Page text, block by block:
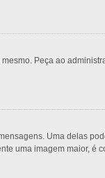
Peça ao
Uma delas
uma imagem maior,